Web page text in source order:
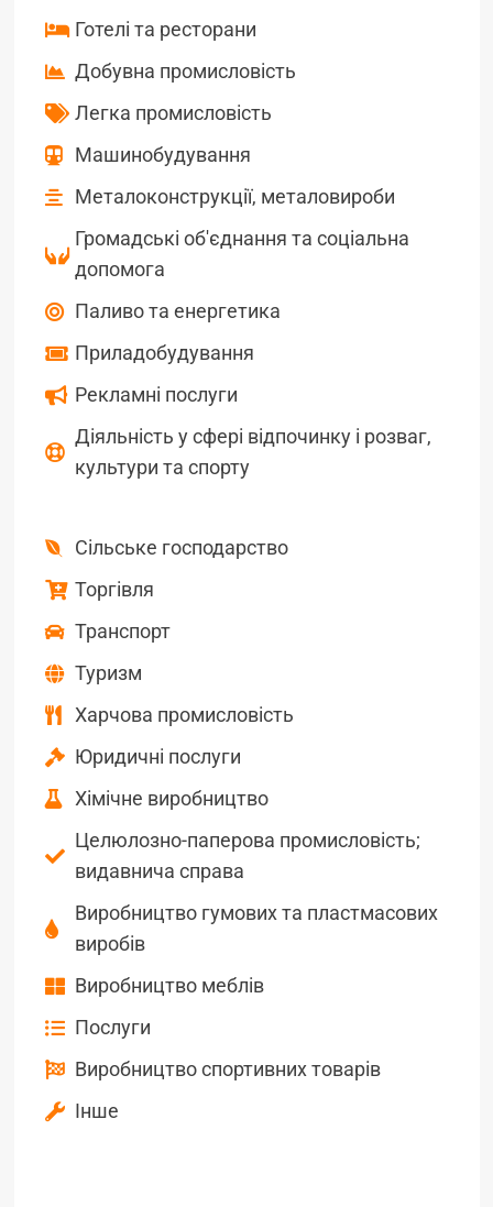
Готелі та ресторани
Добувна промисловість
Легка промисловість
Машинобудування
Металоконструкції, металовироби
Громадські об'єднання та соціальна
допомога
Паливо та енергетика
Приладобудування
Рекламні послуги
Діяльність у сфері відпочинку і розваг,
культури та спорту
Сільське господарство
Торгівля
Транспорт
Туризм
Харчова промисловість
Юридичні послуги
Хімічне виробництво
Целюлозно-паперова промисловість;
видавнича справа
Виробництво гумових та пластмасових
виробів
Виробництво меблів
Послуги
Виробництво спортивних товарів
Інше